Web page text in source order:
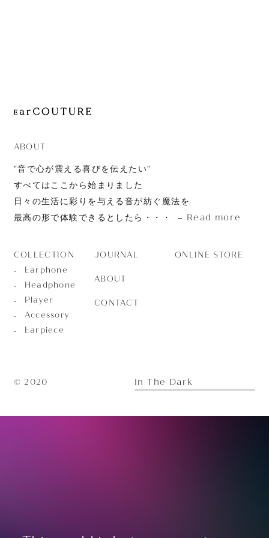
ABOUT
”音で心が震える喜びを伝えたい”
すべてはここから始まりました
日々の生活に彩りを与える音が紡ぐ魔法を
最高の形で体験できるとしたら・・・
Read more
COLLECTION
Earphone
Headphone
Player
Accessory
Earpiece
JOURNAL
ABOUT
CONTACT
ONLINE STORE
© 2020 In The Dark